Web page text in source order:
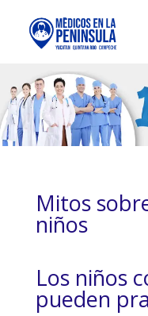
Mitos
niños
Los niños
pueden